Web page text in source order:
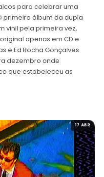
para celebrar uma
primeiro álbum da dupla
vinil pela primeira vez,
apenas em CD e
e Ed Rocha Gonçalves
dezembro onde
que estabeleceu as
17 ABR